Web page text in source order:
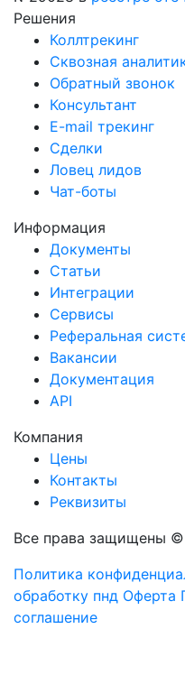
Решения
Коллтрекинг
Сквозная
Обратный звонок
Консультант
E-mail трекинг
Сделки
Ловец лидов
Чат-боты
Информация
Документы
Статьи
Интеграции
Сервисы
Реферальная
Вакансии
Документация
API
Компания
Цены
Контакты
Реквизиты
Все права защищены
Политика
обработку пнд Оферта
соглашение